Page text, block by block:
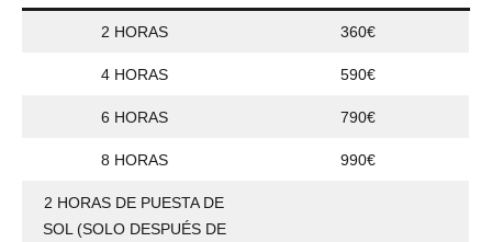
2 HORAS 360€
4 HORAS 590€
6 HORAS 790€
8 HORAS 990€
2 HORAS DE PUESTA DE
SOL (SOLO DESPUÉS DE